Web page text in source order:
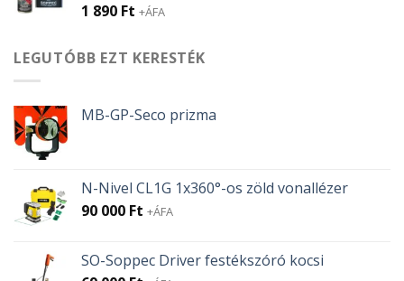
1 890 Ft +ÁFA
LEGUTÓBB EZT KERESTÉK
MB-GP-Seco prizma
N-Nivel CL1G 1x360°-os zöld vonallézer
90 000 Ft +ÁFA
SO-Soppec Driver festékszóró kocsi